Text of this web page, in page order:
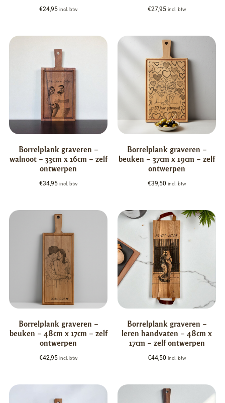
€24,95 incl. btw €27,95 incl. btw
Borrelplank graveren –
walnoot – 33cm x 16cm – zelf
ontwerpen
€34,95 incl. btw
Borrelplank graveren –
beuken – 37cm x 19cm – zelf
ontwerpen
€39,50 incl. btw
Borrelplank graveren –
beuken – 48cm x 17cm – zelf
ontwerpen
€42,95 incl. btw
Borrelplank graveren –
leren handvaten – 48cm x
17cm – zelf ontwerpen
€44,50 incl. btw